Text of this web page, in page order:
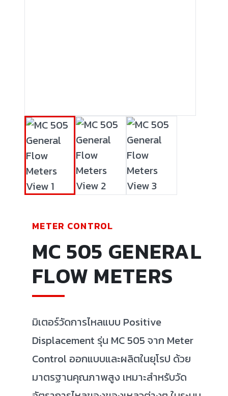
METER CONTROL
MC 505 GENERAL
FLOW METERS
มิเตอร์วัดการไหลแบบ Positive
Displacement รุ่น MC 505 จาก Meter
Control ออกแบบและผลิตในยุโรป ด้วย
มาตรฐานคุณภาพสูง เหมาะสำหรับวัด